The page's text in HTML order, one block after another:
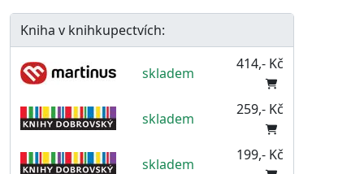
Kniha v knihkupectvích:
skladem
414,- Kč
skladem
259,- Kč
skladem
199,- Kč